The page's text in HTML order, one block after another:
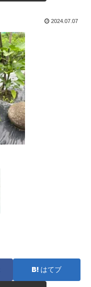
2024.07.07
はてブ